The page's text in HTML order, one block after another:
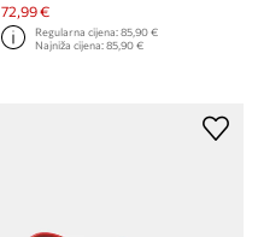
72,99 €
Regularna cijena:85,90 €
Najniža cijena:85,90 €